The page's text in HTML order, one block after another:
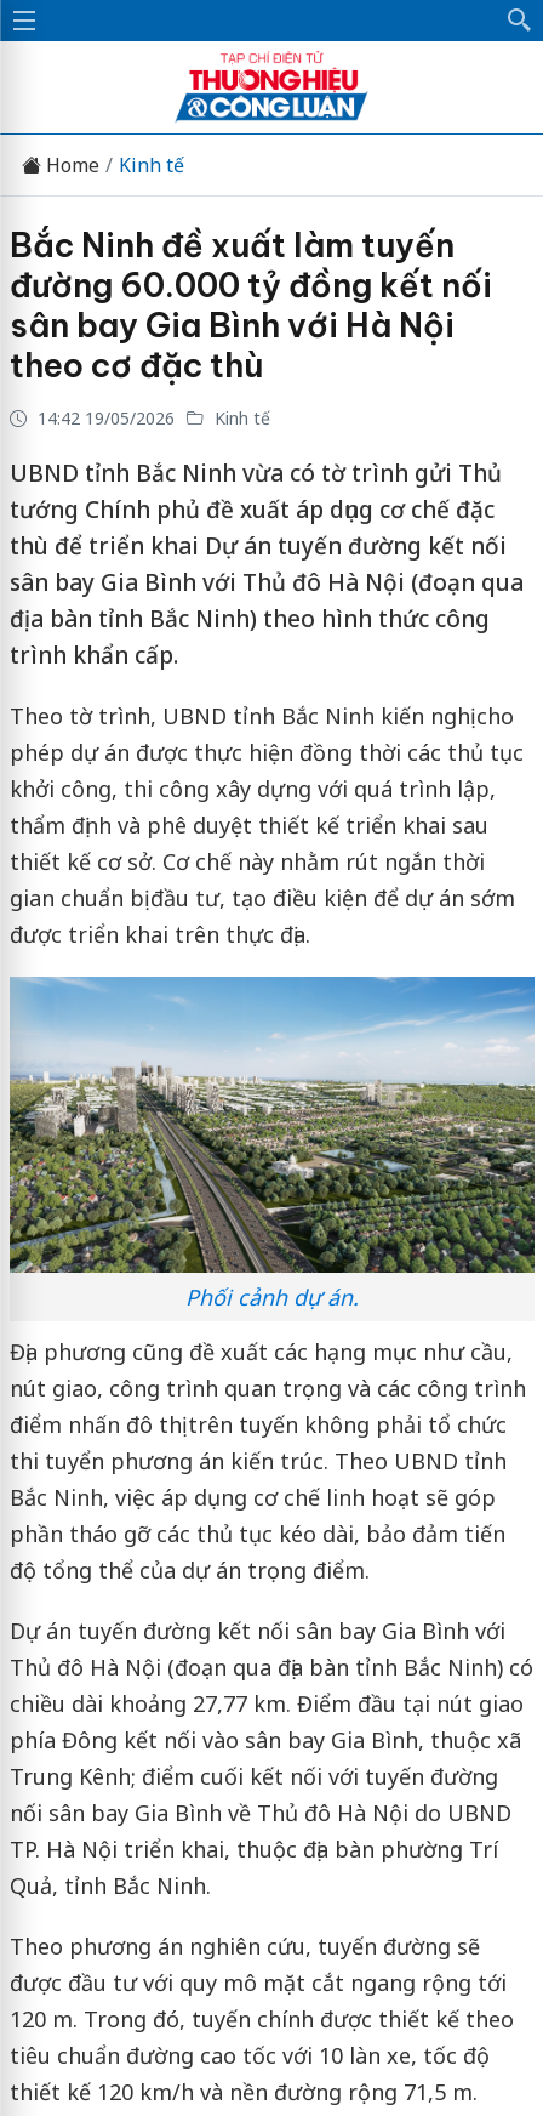
Home Kinh tế
Bắc Ninh đề xuất làm tuyến
đường 60.000 tỷ đồng kết nối
sân bay Gia Bình với Hà Nội
theo cơ đặc thù
14:42 19/05/2026 Kinh tế
UBND tỉnh Bắc Ninh vừa có tờ trình gửi Thủ
tướng Chính phủ đề xuất áp dụng cơ chế đặc
thù để triển khai Dự án tuyến đường kết nối
sân bay Gia Bình với Thủ đô Hà Nội (đoạn qua
địa bàn tỉnh Bắc Ninh) theo hình thức công
trình khẩn cấp.
Theo tờ trình, UBND tỉnh Bắc Ninh kiến nghị cho
phép dự án được thực hiện đồng thời các thủ tục
khởi công, thi công xây dựng với quá trình lập,
thẩm định và phê duyệt thiết kế triển khai sau
thiết kế cơ sở. Cơ chế này nhằm rút ngắn thời
gian chuẩn bị đầu tư, tạo điều kiện để dự án sớm
được triển khai trên thực địa.
Phối cảnh dự án.
Địa phương cũng đề xuất các hạng mục như cầu,
nút giao, công trình quan trọng và các công trình
điểm nhấn đô thị trên tuyến không phải tổ chức
thi tuyển phương án kiến trúc. Theo UBND tỉnh
Bắc Ninh, việc áp dụng cơ chế linh hoạt sẽ góp
phần tháo gỡ các thủ tục kéo dài, bảo đảm tiến
độ tổng thể của dự án trọng điểm.
Dự án tuyến đường kết nối sân bay Gia Bình với
Thủ đô Hà Nội (đoạn qua địa bàn tỉnh Bắc Ninh) có
chiều dài khoảng 27,77 km. Điểm đầu tại nút giao
phía Đông kết nối vào sân bay Gia Bình, thuộc xã
Trung Kênh; điểm cuối kết nối với tuyến đường
nối sân bay Gia Bình về Thủ đô Hà Nội do UBND
TP. Hà Nội triển khai, thuộc địa bàn phường Trí
Quả, tỉnh Bắc Ninh.
Theo phương án nghiên cứu, tuyến đường sẽ
được đầu tư với quy mô mặt cắt ngang rộng tới
120 m. Trong đó, tuyến chính được thiết kế theo
tiêu chuẩn đường cao tốc với 10 làn xe, tốc độ
thiết kế 120 km/h và nền đường rộng 71,5 m.